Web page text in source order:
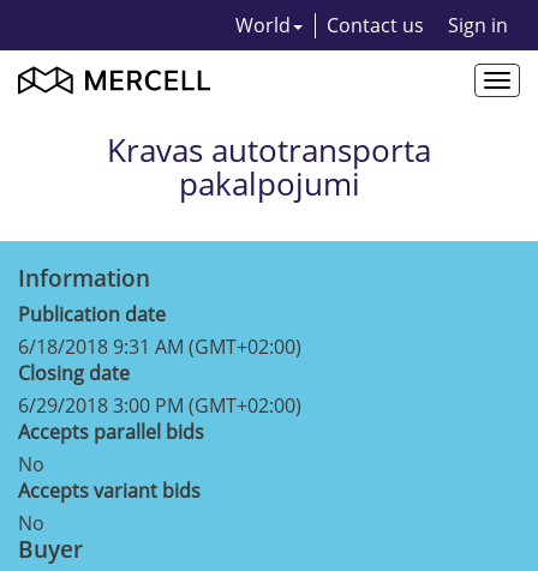
World Contact us Sign in
Kravas autotransporta
pakalpojumi
Information
Publication date
6/18/2018 9:31 AM (GMT+02:00)
Closing date
6/29/2018 3:00 PM (GMT+02:00)
Accepts parallel bids
No
Accepts variant bids
No
Buyer